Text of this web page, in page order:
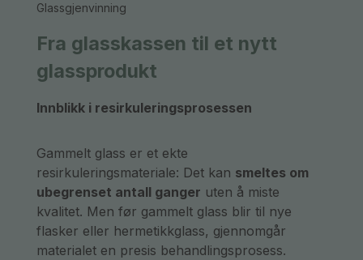
Glassgjenvinning
Fra glasskassen til et nytt
glassprodukt
Innblikk i resirkuleringsprosessen
Gammelt glass er et ekte
resirkuleringsmateriale: Det kan smeltes om
ubegrenset antall ganger uten å miste
kvalitet. Men før gammelt glass blir til nye
flasker eller hermetikkglass, gjennomgår
materialet en presis behandlingsprosess.